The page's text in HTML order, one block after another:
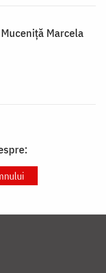
Marcela